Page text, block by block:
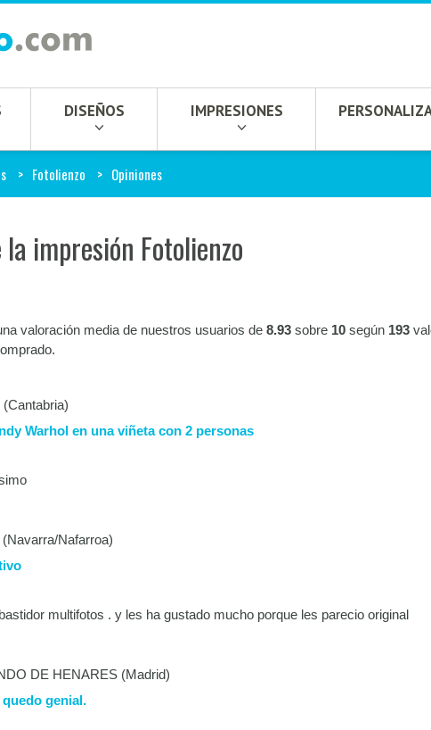
DISEÑOS IMPRESIONES
Fotolienzo Opiniones
impresión Fotolienzo
valoración media de nuestros usuarios de 8.93 sobre 10 según 193
Warhol en una viñeta con 2 personas
Nafarroa)
multifotos . y les ha gustado mucho porque les parecio original
DE HENARES (Madrid)
genial.